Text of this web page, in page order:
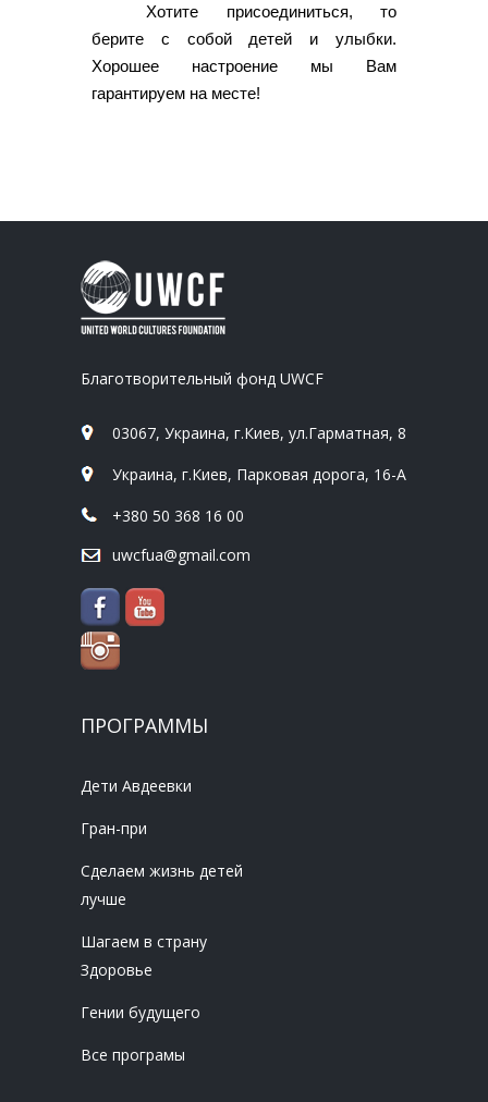
Хотите присоединиться, то
берите с собой детей и улыбки.
Хорошее настроение мы Вам
гарантируем на месте!
Благотворительный фонд UWCF
03067, Украина, г.Киев, ул.Гарматная, 8
Украина, г.Киев, Парковая дорога, 16-А
+380 50 368 16 00
uwcfua@gmail.com
ПРОГРАММЫ
Дети Авдеевки
Гран-при
Сделаем жизнь детей
лучше
Шагаем в страну
Здоровье
Гении будущего
Все програмы